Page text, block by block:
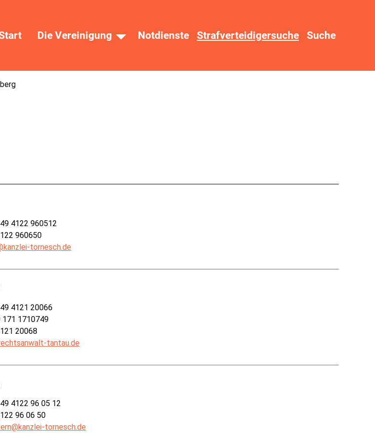
Die Vereinigung Notdienste Strafverteidigersuche Suche
4122 960512
960650
tornesch.de
4121 20066
171 1710749
20068
tantau.de
4122 96 05 12
96 06 50
tornesch.de